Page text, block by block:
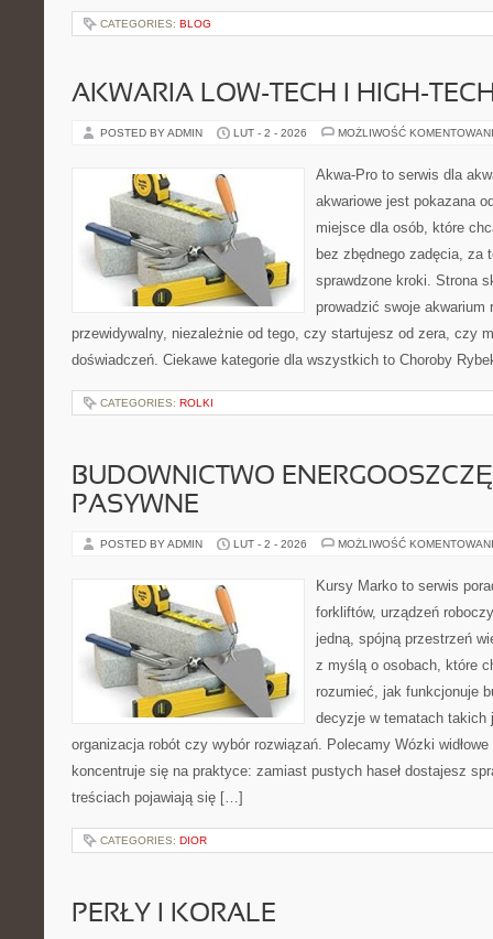
CATEGORIES: BLOG
AKWARIA LOW-TECH I HIGH-
POSTED BY ADMIN LUT - 2 - 2026 MOŻLIWOŚĆ
Akwa-Pro to serwis dla
akwariowe jest pokazana
miejsce dla osób, które
bez zbędnego zadęcia, za
sprawdzone kroki. Strona
prowadzić swoje akwarium
przewidywalny, niezależnie od tego, czy startujesz od zera, czy
doświadczeń. Ciekawe kategorie dla wszystkich to Choroby
CATEGORIES: ROLKI
BUDOWNICTWO
PASYWNE
POSTED BY ADMIN LUT - 2 - 2026 MOŻLIWOŚĆ
Kursy Marko to serwis
forkliftów, urządzeń
jedną, spójną przestrzeń
z myślą o osobach, które
rozumieć, jak funkcjonuje
decyzje w tematach takich
organizacja robót czy wybór rozwiązań. Polecamy Wózki
koncentruje się na praktyce: zamiast pustych haseł dostajesz
treściach pojawiają się […]
CATEGORIES: DIOR
PERŁY I KORALE